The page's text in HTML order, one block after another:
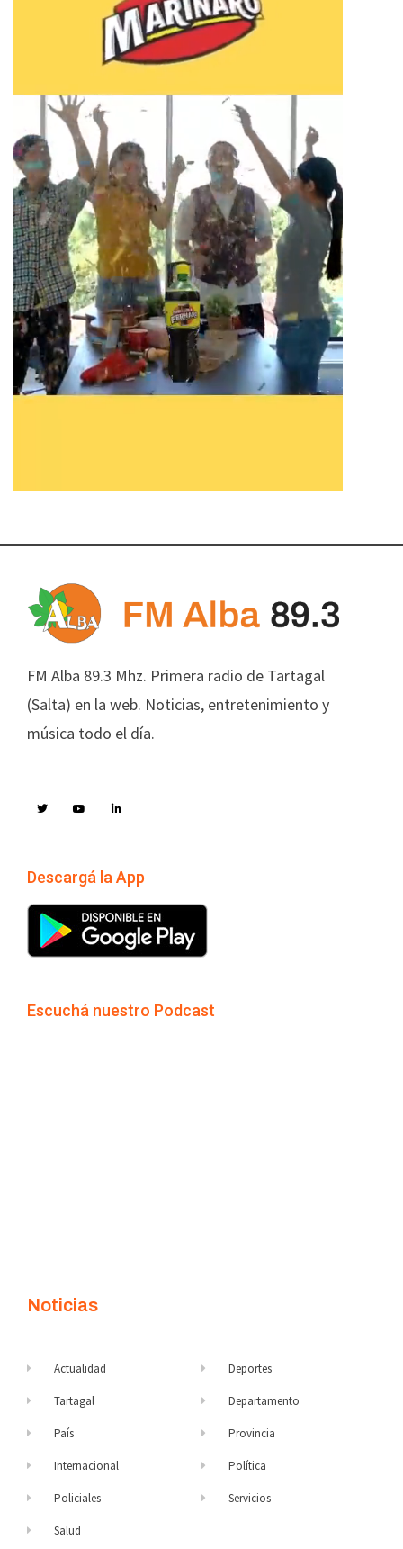
FM Alba 89.3 Mhz. Primera radio de Tartagal
(Salta) en la web. Noticias, entretenimiento y
música todo el día.
Descargá la App
Escuchá nuestro Podcast
Noticias
Actualidad
Tartagal
País
Internacional
Policiales
Salud
Deportes
Departamento
Provincia
Política
Servicios